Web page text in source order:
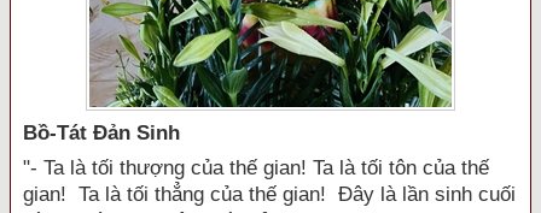
Bồ-Tát Đản Sinh
"- Ta là tối thượng của thế gian! Ta là tối tôn của thế
gian! Ta là tối thẳng của thế gian! Đây là lần sinh cuối